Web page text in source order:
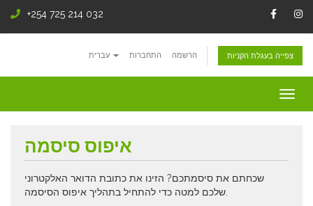
+254 725 214 032
התחברות הרשמה צפייה בעגלת הקניות
איפוס סיסמה
שכחתם את סיסמתכם? הזינו את כתובת הדואר האלקטרוני